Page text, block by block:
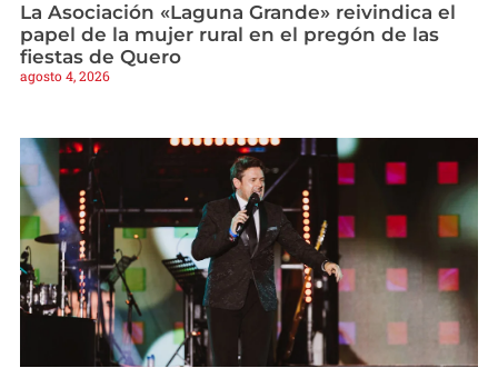
La Asociación «Laguna Grande» reivindica el
papel de la mujer rural en el pregón de las
fiestas de Quero
agosto 4, 2026